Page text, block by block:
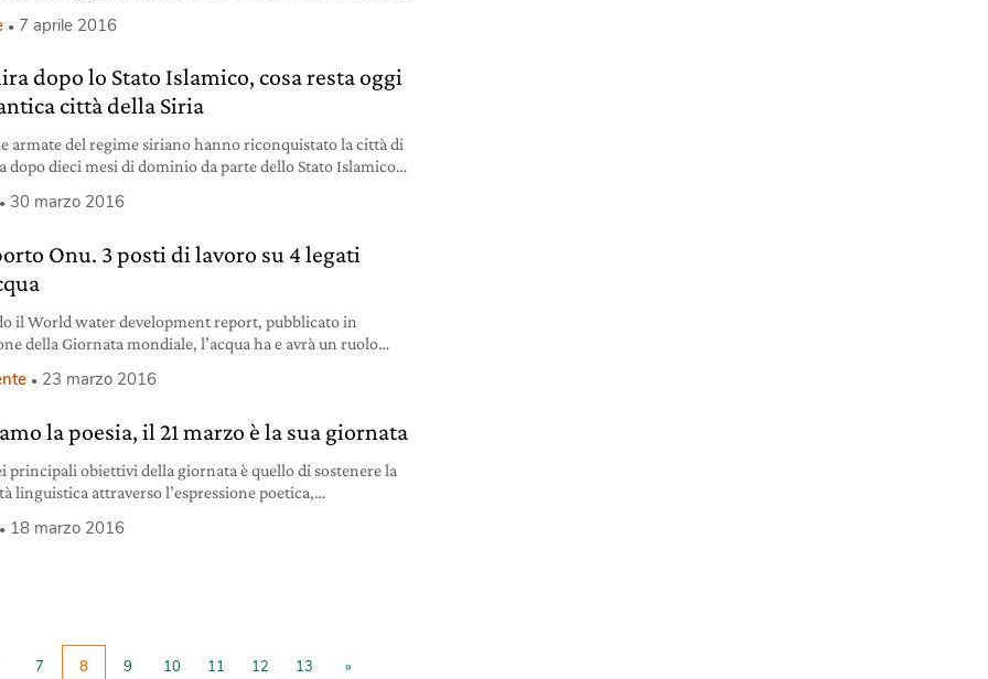
sforzandosi di abbinare ai benefici consolidati dei
di coinvolgimento mediatico. L’Unesco ha
con esemplare meticolosità questa doppia strategia
7 aprile 2016
dopo lo Stato Islamico, cosa resta oggi
città della Siria
armate del regime siriano hanno riconquistato la città di
dopo dieci mesi di dominio da parte dello Stato Islamico
tre settimane di operazioni militari serrate supportate
della città, patrimonio dell’umanità
30 marzo 2016
Onu. 3 posti di lavoro su 4 legati
il World water development report, pubblicato in
della Giornata mondiale, l’acqua ha e avrà un ruolo
23 marzo 2016
la poesia, il 21 marzo è la sua giornata
principali obiettivi della giornata è quello di sostenere la
linguistica attraverso l’espressione poetica,
18 marzo 2016
7 8 9 10 11 12 13 »